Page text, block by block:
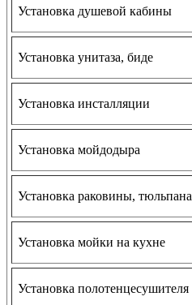
Установка душевой кабины
Установка унитаза, биде
Установка инсталляции
Установка мойдодыра
Установка раковины, тюльпана
Установка мойки на кухне
Установка полотенцесушителя